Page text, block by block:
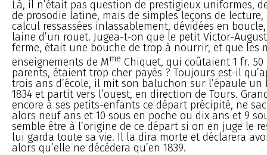
Là, il n’était pas question de prestigieux uniformes,
de prosodie latine, mais de simples leçons de lecture,
calcul ressassées inlassablement, dévidées en
laine d’un rouet. Jugea-t-on que le petit Victor-
ferme, était une bouche de trop à nourrir, et que les
enseignements de Mme Chiquet, qui coûtaient 1 fr. 50
parents, étaient trop cher payés ? Toujours est-il
trois ans d’école, il mit son baluchon sur l’épaule
1834 et partit vers l’ouest, en direction de Tours.
encore à ses petits-enfants ce départ précipité, ne
alors neuf ans et 10 sous en poche ou dix ans et 9
semble être à l’origine de ce départ si on en juge le
lui garda toute sa vie. Il la dira morte et déclarera
alors qu’elle ne décédera qu’en 1839.